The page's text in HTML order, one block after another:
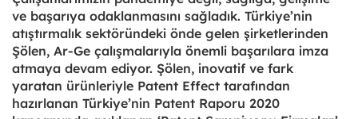
ve başarıya odaklanmasını sağladık. Türkiye’nin
atıştırmalık sektöründeki önde gelen şirketlerinden
Şölen, Ar-Ge çalışmalarıyla önemli başarılara imza
atmaya devam ediyor. Şölen, inovatif ve fark
yaratan ürünleriyle Patent Effect tarafından
hazırlanan Türkiye’nin Patent Raporu 2020